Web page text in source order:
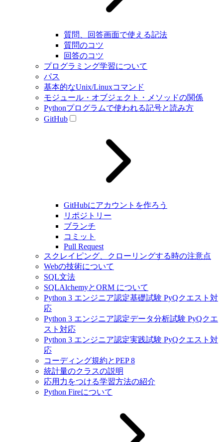
質問、回答画面で使える記法
質問のコツ
回答のコツ
プログラミング学習について
パス
基本的なUnix/Linuxコマンド
モジュール・オブジェクト・メソッドの関係
Pythonプログラムで使われる記号と読み方
GitHub
GitHubにアカウントを作ろう
リポジトリー
ブランチ
コミット
Pull Request
スクレイピング、クローリングする時の注意点
Webの技術について
SQL文法
SQLAlchemyとORM について
Python 3 エンジニア認定基礎試験 PyQクエスト対
応
Python 3 エンジニア認定データ分析試験 PyQクエ
スト対応
Python 3 エンジニア認定実践試験 PyQクエスト対
応
コーディング規約とPEP 8
統計量のクラスの説明
応用力をつける学習方法の紹介
Python Fireについて